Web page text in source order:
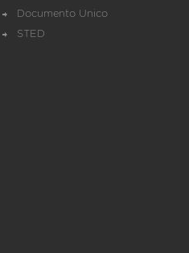
Documento Unico
STED